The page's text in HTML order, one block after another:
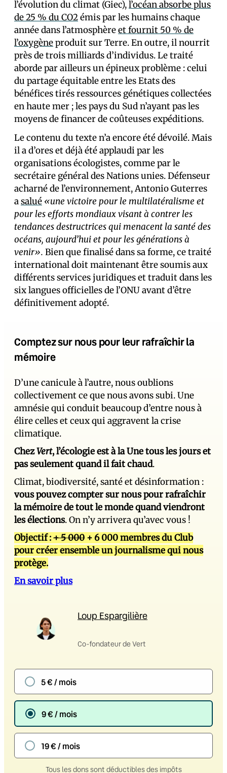
l’évolution du climat (Giec),l’océan absorbe plus
de 25 % du CO2émis par les humains chaque
année dans l’atmosphèreet fournit 50 % de
l’oxygèneproduit sur Terre. En outre, il nourrit
près de trois milliards d’individus. Le traité
aborde par ailleurs un épineux problème : celui
du partage équitable entre les Etats des
bénéfices tirés ressources génétiques collectées
en haute mer ; les pays du Sud n’ayant pas les
moyens de financer de coûteuses expéditions.
Le contenu du texte n’a encore été dévoilé. Mais
il a d’ores et déjà été applaudi par les
organisations écologistes, comme par le
secrétaire général des Nations unies. Défenseur
acharné de l’environnement, Antonio Guterres
asalué «une victoire pour le multilatéralisme et
pour les efforts mondiaux visant à contrer les
tendances destructrices qui menacent la santé des
océans, aujourd’hui et pour les générations à
venir». Bien que finalisé dans sa forme, ce traité
international doit maintenant être soumis aux
différents services juridiques et traduit dans les
six langues officielles de l’ONU avant d’être
définitivement adopté.
Comptez sur nous pour leur rafraîchir la
mémoire
D’une canicule à l’autre, nous oublions
collectivement ce que nous avons subi. Une
amnésie qui conduit beaucoup d’entre nous à
élire celles et ceux qui aggravent la crise
climatique.
ChezVert, l’écologie est à la Une tous les jours et
pas seulement quand il fait chaud.
Climat, biodiversité, santé et désinformation :
vous pouvez compter sur nous pour rafraîchir
la mémoire de tout le monde quand viendront
les élections. On n’y arrivera qu’avec vous !
Objectif :+ 5 000 + 6 000 membres du Club
pour créer ensemble un journalisme qui nous
protège.
En savoir plus
Loup Espargilière
Co-fondateur de Vert
5 € / mois
9 € / mois
19 € / mois
Tous les dons sont déductibles des impôts